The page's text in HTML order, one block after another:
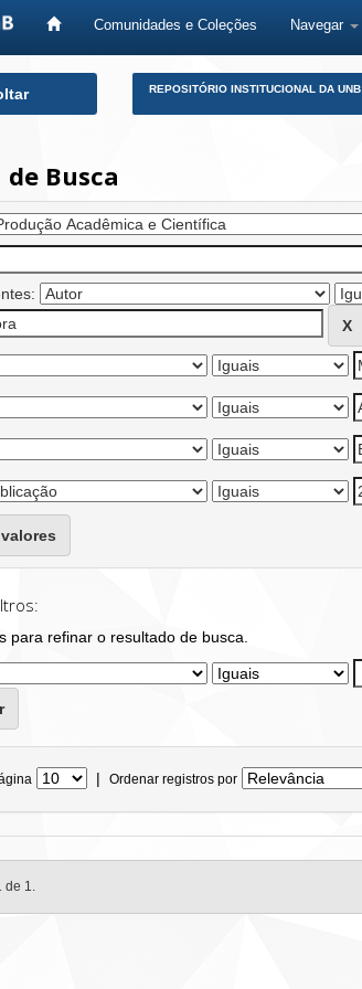
Comunidades e Coleções Navegar
REPOSITÓRIO INSTITUCIONAL DA UNB
Busca
para refinar o resultado de busca.
| Ordenar registros por
de 1.